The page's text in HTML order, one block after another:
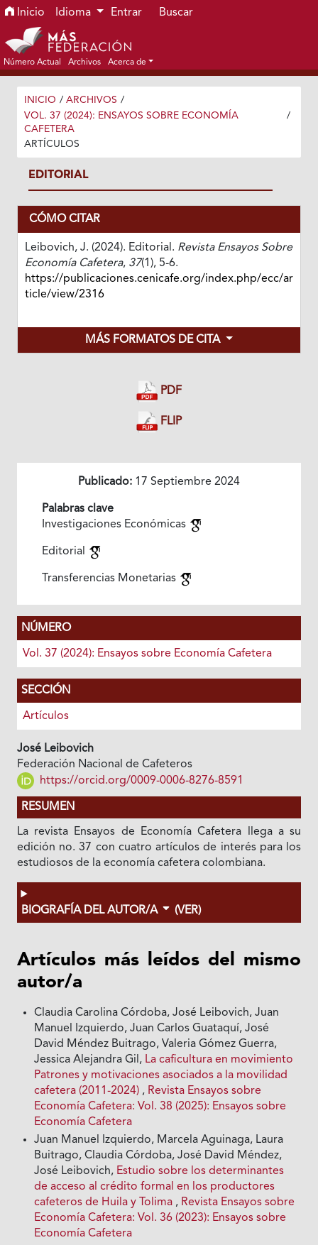
Ir al menú de navegación principal
Ir al contenido principal
Ir al pie de página del sitio
Inicio Idioma Entrar Buscar
Número Actual Archivos Acerca de
INICIO / ARCHIVOS /
VOL. 37 (2024): ENSAYOS SOBRE ECONOMÍA
CAFETERA
/
ARTÍCULOS
EDITORIAL
CÓMO CITAR
Leibovich, J. (2024). Editorial. Revista Ensayos Sobre
Economía Cafetera, 37(1), 5-6.
https://publicaciones.cenicafe.org/index.php/ecc/ar
ticle/view/2316
MÁS FORMATOS DE CITA
PDF
FLIP
Publicado: 17 Septiembre 2024
Palabras clave
Investigaciones Económicas
Editorial
Transferencias Monetarias
NÚMERO
Vol. 37 (2024): Ensayos sobre Economía Cafetera
SECCIÓN
Artículos
José Leibovich
Federación Nacional de Cafeteros
https://orcid.org/0009-0006-8276-8591
RESUMEN
La revista Ensayos de Economía Cafetera llega a su
edición no. 37 con cuatro artículos de interés para los
estudiosos de la economía cafetera colombiana.
BIOGRAFÍA DEL AUTOR/A (VER)
Artículos más leídos del mismo
autor/a
Claudia Carolina Córdoba, José Leibovich, Juan
Manuel Izquierdo, Juan Carlos Guataquí, José
David Méndez Buitrago, Valeria Gómez Guerra,
Jessica Alejandra Gil, La caficultura en movimiento
Patrones y motivaciones asociados a la movilidad
cafetera (2011-2024) , Revista Ensayos sobre
Economía Cafetera: Vol. 38 (2025): Ensayos sobre
Economía Cafetera
Juan Manuel Izquierdo, Marcela Aguinaga, Laura
Buitrago, Claudia Córdoba, José David Méndez,
José Leibovich, Estudio sobre los determinantes
de acceso al crédito formal en los productores
cafeteros de Huila y Tolima , Revista Ensayos sobre
Economía Cafetera: Vol. 36 (2023): Ensayos sobre
Economía Cafetera